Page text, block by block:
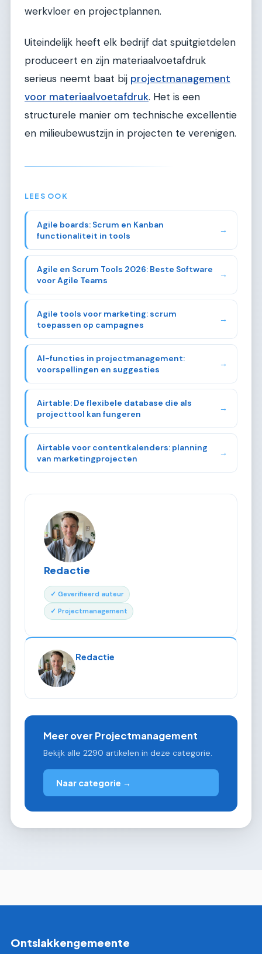
werkvloer en projectplannen.
Uiteindelijk heeft elk bedrijf dat spuitgietdelen
produceert en zijn materiaalvoetafdruk
serieus neemt baat bij projectmanagement
voor materiaalvoetafdruk. Het is een
structurele manier om technische excellentie
en milieubewustzijn in projecten te verenigen.
LEES OOK
Agile boards: Scrum en Kanban
functionaliteit in tools
→
Agile en Scrum Tools 2026: Beste Software
voor Agile Teams
→
Agile tools voor marketing: scrum
toepassen op campagnes
→
AI-functies in projectmanagement:
voorspellingen en suggesties
→
Airtable: De flexibele database die als
projecttool kan fungeren
→
Airtable voor contentkalenders: planning
van marketingprojecten
→
Redactie
✓ Geverifieerd auteur
✓ Projectmanagement
Redactie
Meer over Projectmanagement
Bekijk alle 2290 artikelen in deze categorie.
Naar categorie →
Ontslakkengemeente